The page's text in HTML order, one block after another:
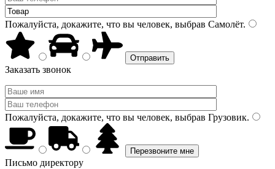
Пожалуйста, докажите, что вы человек, выбрав Самолёт.
Заказать звонок
Пожалуйста, докажите, что вы человек, выбрав Грузовик.
Письмо директору